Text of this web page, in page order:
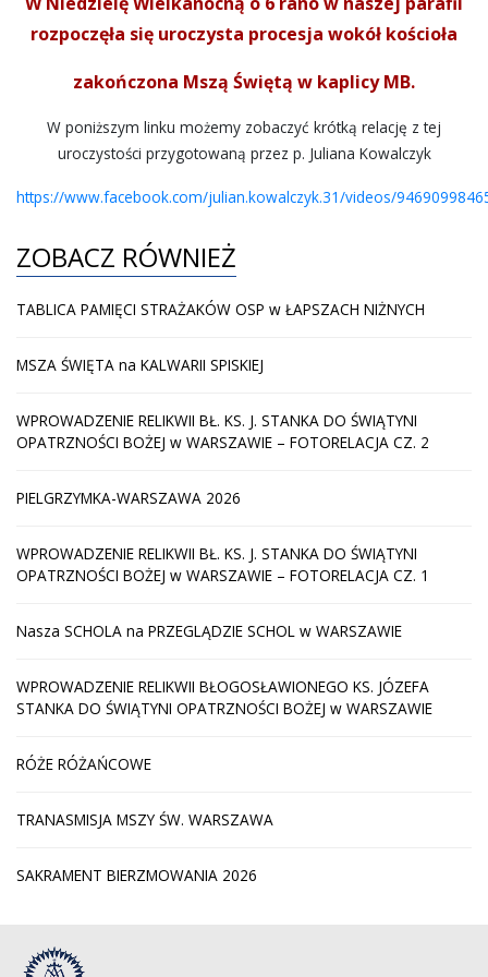
LITURGIA DNIA
POŻEGNANIA
GALERIA
rozpoczęła się uroczysta procesja wokół kościoła
zakończona Mszą Świętą w kaplicy MB.
W poniższym linku możemy zobaczyć krótką relację z tej
uroczystości przygotowaną przez p. Juliana Kowalczyk
https://www.facebook.com/julian.kowalczyk.31/videos/
ZOBACZ RÓWNIEŻ
TABLICA PAMIĘCI STRAŻAKÓW OSP w ŁAPSZACH NIŻNYCH
MSZA ŚWIĘTA na KALWARII SPISKIEJ
WPROWADZENIE RELIKWII BŁ. KS. J. STANKA DO ŚWIĄTYNI
OPATRZNOŚCI BOŻEJ w WARSZAWIE – FOTORELACJA CZ. 2
PIELGRZYMKA-WARSZAWA 2026
WPROWADZENIE RELIKWII BŁ. KS. J. STANKA DO ŚWIĄTYNI
OPATRZNOŚCI BOŻEJ w WARSZAWIE – FOTORELACJA CZ. 1
Nasza SCHOLA na PRZEGLĄDZIE SCHOL w WARSZAWIE
WPROWADZENIE RELIKWII BŁOGOSŁAWIONEGO KS. JÓZEFA
STANKA DO ŚWIĄTYNI OPATRZNOŚCI BOŻEJ w WARSZAWIE
RÓŻE RÓŻAŃCOWE
TRANASMISJA MSZY ŚW. WARSZAWA
SAKRAMENT BIERZMOWANIA 2026